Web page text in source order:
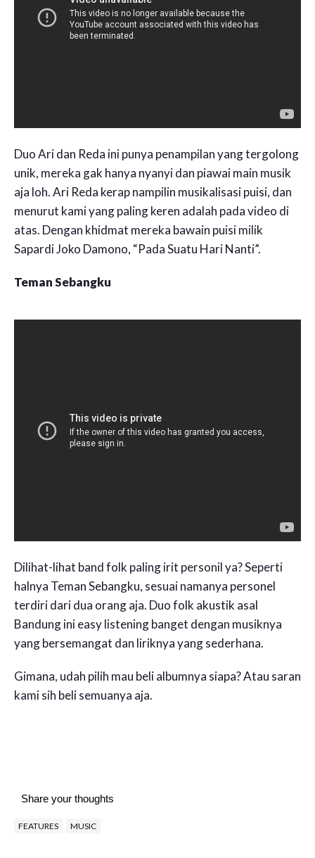
Duo Ari dan Reda ini punya penampilan yang tergolong
unik, mereka gak hanya nyanyi dan piawai main musik
aja loh. Ari Reda kerap nampilin musikalisasi puisi, dan
menurut kami yang paling keren adalah pada video di
atas. Dengan khidmat mereka bawain puisi milik
Sapardi Joko Damono, “Pada Suatu Hari Nanti”.
Teman Sebangku
Dilihat-lihat band folk paling irit personil ya? Seperti
halnya Teman Sebangku, sesuai namanya personel
terdiri dari dua orang aja. Duo folk akustik asal
Bandung ini easy listening banget dengan musiknya
yang bersemangat dan liriknya yang sederhana.
Gimana, udah pilih mau beli albumnya siapa? Atau saran
kami sih beli semuanya aja.
Share your thoughts
FEATURES MUSIC